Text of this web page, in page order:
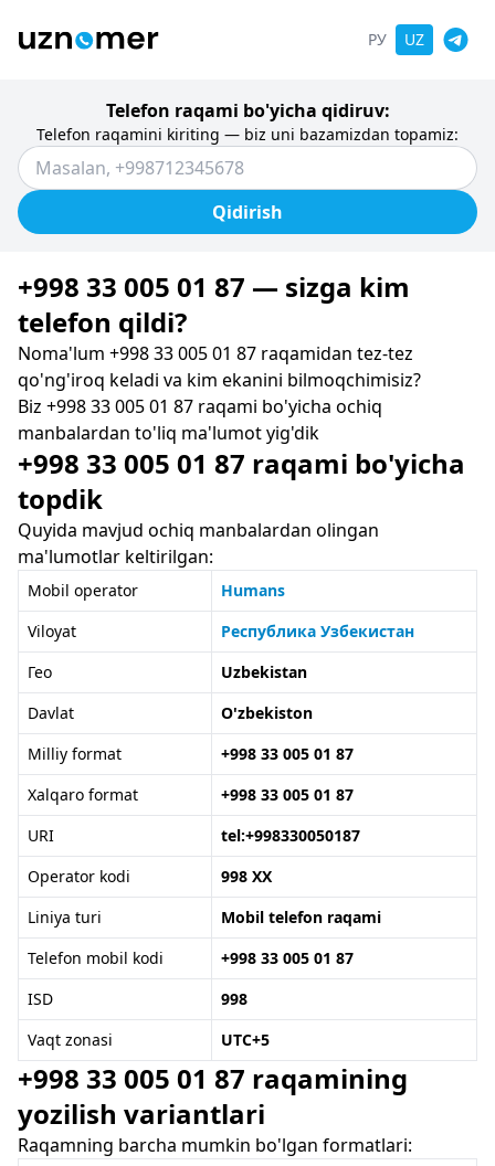
РУ UZ
Telefon raqami bo'yicha qidiruv:
Telefon raqamini kiriting — biz uni bazamizdan topamiz:
Qidirish
+998 33 005 01 87 — sizga kim
telefon qildi?
Noma'lum +998 33 005 01 87 raqamidan tez-tez
qo'ng'iroq keladi va kim ekanini bilmoqchimisiz?
Biz +998 33 005 01 87 raqami bo'yicha ochiq
manbalardan to'liq ma'lumot yig'dik
+998 33 005 01 87 raqami bo'yicha
topdik
Quyida mavjud ochiq manbalardan olingan
ma'lumotlar keltirilgan:
Mobil operator
Humans
Viloyat
Республика Узбекистан
Гео
Uzbekistan
Davlat
O'zbekiston
Milliy format
+998 33 005 01 87
Xalqaro format
+998 33 005 01 87
URI
tel:+998330050187
Operator kodi
998 XX
Liniya turi
Mobil telefon raqami
Telefon mobil kodi
+998 33 005 01 87
ISD
998
Vaqt zonasi
UTC+5
+998 33 005 01 87 raqamining
yozilish variantlari
Raqamning barcha mumkin bo'lgan formatlari: